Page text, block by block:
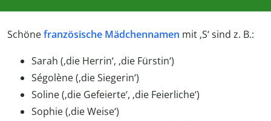
Schönefranzösische Mädchennamen mit ‚S‘ sind z. B.:
Sarah (‚die Herrin‘, ‚die Fürstin‘)
Ségolène (‚die Siegerin‘)
Soline (‚die Gefeierte‘, ‚die Feierliche‘)
Sophie (‚die Weise‘)